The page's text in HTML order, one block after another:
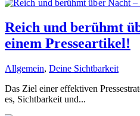
Reich und berühmt
einem Presseartikel!
Allgemein, Deine Sichtbarkeit
Das Ziel einer effektiven
es, Sichtbarkeit und...